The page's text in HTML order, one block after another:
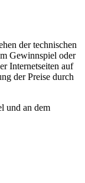
der technischen
Gewinnspiel oder
Internetseiten auf
der Preise durch
und an dem